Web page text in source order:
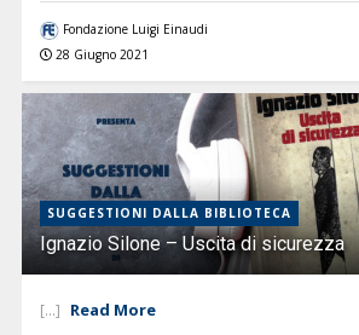
Fondazione Luigi Einaudi
28 Giugno 2021
SUGGESTIONI DALLA BIBLIOTECA
Ignazio Silone – Uscita di sicurezza
[...] Read More